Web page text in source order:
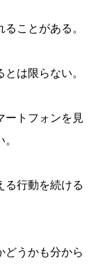
ことがある。
は限らない。
ートフォンを見
る行動を続ける
どうかも分から